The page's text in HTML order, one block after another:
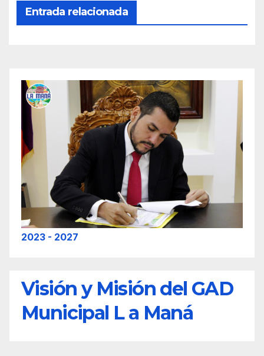
Entrada relacionada
2023 - 2027
Visión y Misión del GAD
Municipal L a Maná